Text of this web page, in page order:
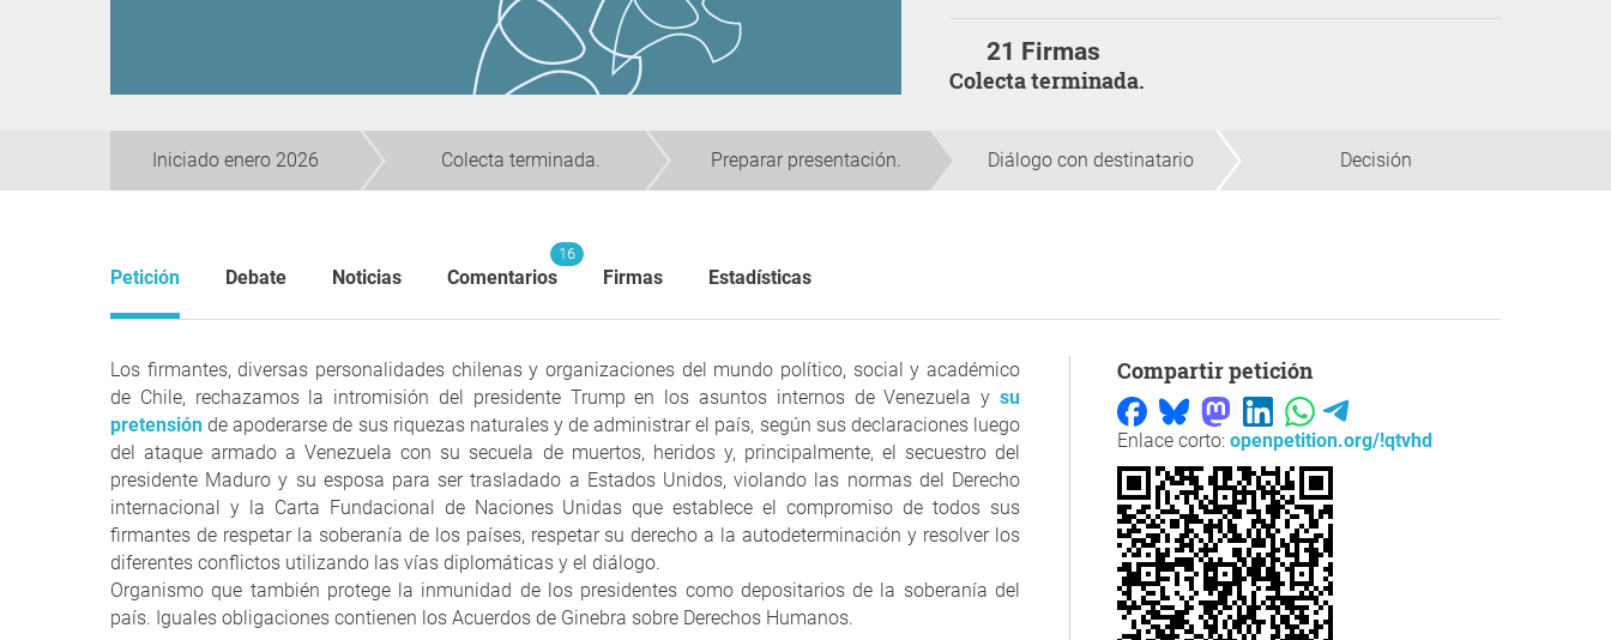
21 Firmas
Colecta terminada.
Iniciado enero 2026 Colecta terminada. Preparar presentación. Diálogo con destinatario Decisión
Petición Debate Noticias Comentarios
16
Firmas Estadísticas
Los firmantes, diversas personalidades chilenas y organizaciones del mundo político, social y académico
de Chile, rechazamos la intromisión del presidente Trump en los asuntos internos de Venezuela y su
pretensión de apoderarse de sus riquezas naturales y de administrar el país, según sus declaraciones luego
del ataque armado a Venezuela con su secuela de muertos, heridos y, principalmente, el secuestro del
presidente Maduro y su esposa para ser trasladado a Estados Unidos, violando las normas del Derecho
internacional y la Carta Fundacional de Naciones Unidas que establece el compromiso de todos sus
firmantes de respetar la soberanía de los países, respetar su derecho a la autodeterminación y resolver los
diferentes conflictos utilizando las vías diplomáticas y el diálogo.
Organismo que también protege la inmunidad de los presidentes como depositarios de la soberanía del
país. Iguales obligaciones contienen los Acuerdos de Ginebra sobre Derechos Humanos.
Compartir petición
Enlace corto: openpetition.org/!qtvhd